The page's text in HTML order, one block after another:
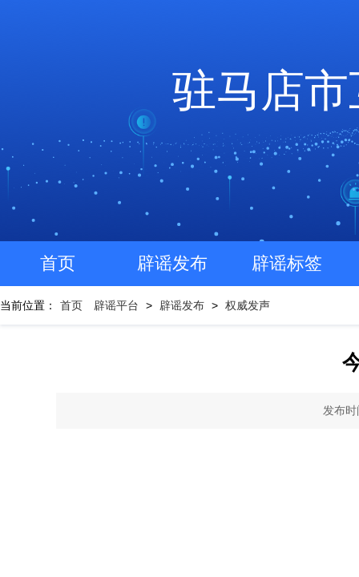
驻马店
首页 辟谣发布 辟谣标签
当前位置： 首页 辟谣平台 > 辟谣发布 > 权威发声
发布